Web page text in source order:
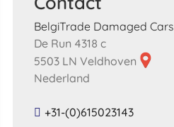
BelgiTrade Damaged Cars
De Run 4318 c
5503 LN Veldhoven
Nederland
+31-(0)615023143